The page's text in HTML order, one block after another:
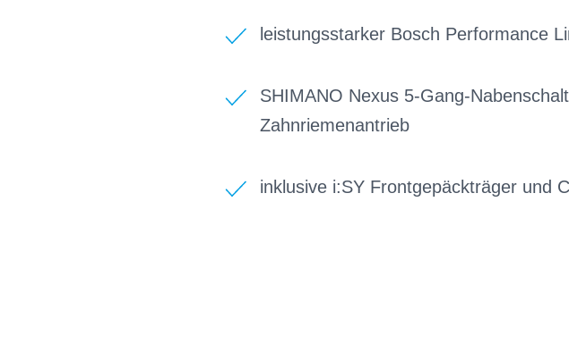
leistungsstarker Bosch Performance
SHIMANO Nexus 5-Gang-
Zahnriemenantrieb
inklusive i:SY Frontgepäckträger und